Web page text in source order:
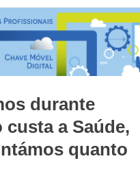
durante
a Saúde,
quanto